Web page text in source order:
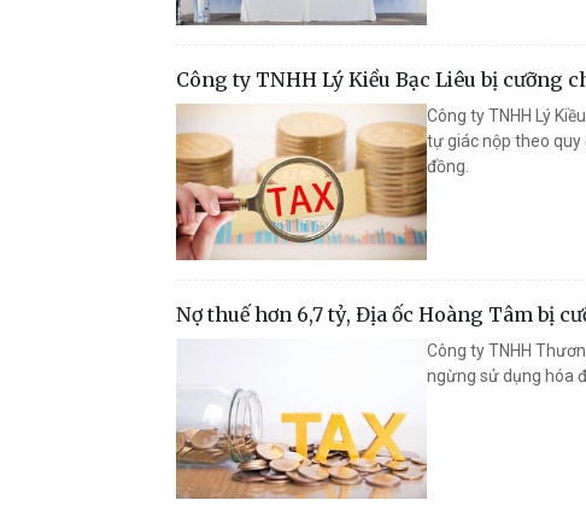
Công ty TNHH Lý Kiều Bạc Liêu bị cưỡng
Công ty TNHH Lý
tự giác nộp theo quy
đồng.
Nợ thuế hơn 6,7 tỷ, Địa ốc Hoàng Tâm bị
Công ty TNHH
ngừng sử dụng hóa